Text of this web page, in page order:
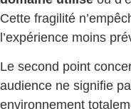
Cette fragilité
l’expérience moins
Le second point
audience ne signifie
environnement